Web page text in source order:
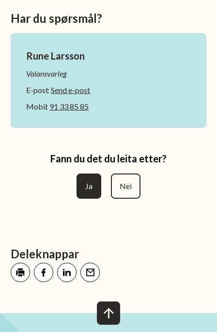
Har du spørsmål?
Rune Larsson
Valansvarleg
E-post Send e-post
Mobil 91 33 85 85
Fann du det du leita etter?
Ja Nei
Deleknappar